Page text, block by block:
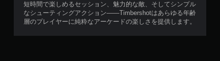
短時間で楽しめるセッション、魅力的な敵、そしてシンプル
なシューティングアクション——Timbershotはあらゆる年齢
層のプレイヤーに純粋なアーケードの楽しさを提供します。